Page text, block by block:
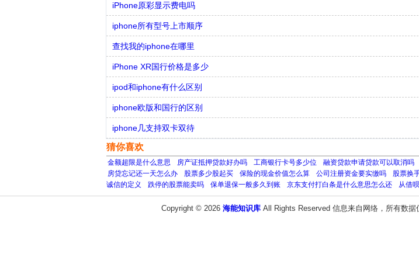
iPhone原彩显示费电吗
iphone所有型号上市顺序
查找我的iphone在哪里
iPhone XR国行价格是多少
ipod和iphone有什么区别
iphone欧版和国行的区别
iphone几支持双卡双待
猜你喜欢
金额超限是什么意思 房产证抵押贷款好办吗 工商银行卡号多少位 融资贷款申请贷款可以取消吗
房贷忘记还一天怎么办
股票多少股起买 保险的现金价值怎么算 公司注册资金要实缴吗 股票换
诚信的定义
跌停的股票能卖吗 保单退保一般多久到账 京东支付打白条是什么意思怎么还 从借
Copyright © 2026 海能知识库All Rights Reserved 信息来自网络，所有数据